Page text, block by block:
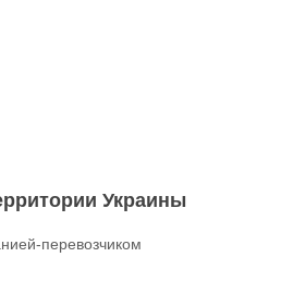
Украины
перевозчиком